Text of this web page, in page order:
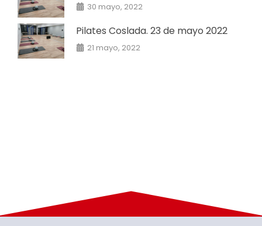
30 mayo, 2022
Pilates Coslada. 23 de mayo 2022
21 mayo, 2022